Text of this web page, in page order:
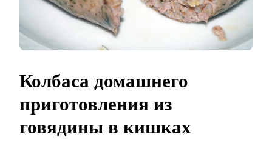
Колбаса домашнего
приготовления из
говядины в кишках